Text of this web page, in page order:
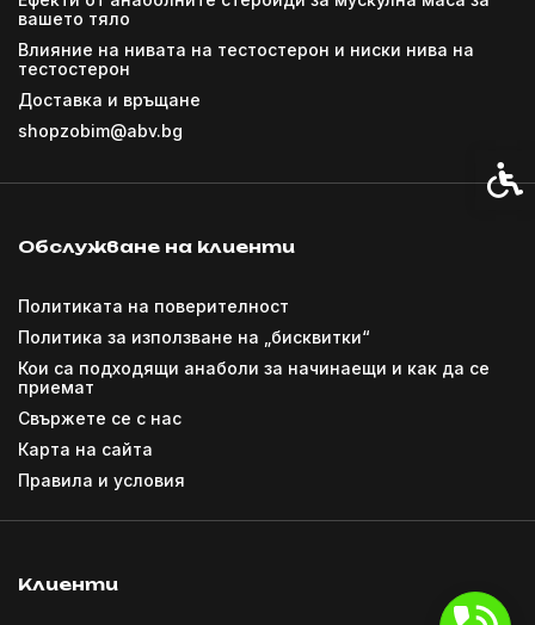
вашето тяло
Влияние на нивата на тестостерон и ниски нива на
тестостерон
Доставка и връщане
shopzobim@abv.bg
Обслужване на клиенти
Политиката на поверителност
Политика за използване на „бисквитки“
Кои са подходящи анаболи за начинаещи и как да се
приемат
Свържете се с нас
Карта на сайта
Правила и условия
Клиенти